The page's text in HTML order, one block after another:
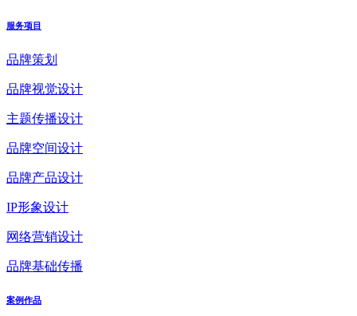
服务项目
品牌策划
品牌视觉设计
主题传播设计
品牌空间设计
品牌产品设计
IP形象设计
网络营销设计
品牌基础传播
案例作品